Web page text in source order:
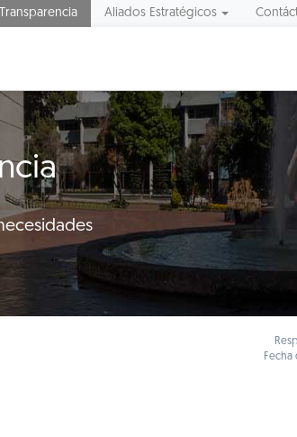
Transparencia Aliados Estratégicos